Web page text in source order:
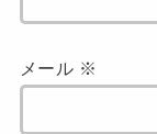
メール ※